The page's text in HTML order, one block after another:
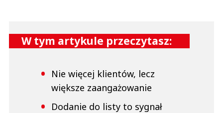
W tym artykule przeczytasz:
Nie więcej klientów, lecz
większe zaangażowanie
Dodanie do listy to sygnał